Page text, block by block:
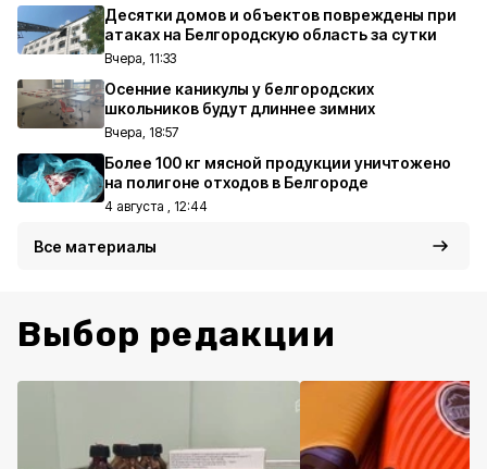
Десятки домов и объектов повреждены при
атаках на Белгородскую область за сутки
Вчера, 11:33
Осенние каникулы у белгородских
школьников будут длиннее зимних
Вчера, 18:57
Более 100 кг мясной продукции уничтожено
на полигоне отходов в Белгороде
4 августа , 12:44
Все материалы
Выбор редакции